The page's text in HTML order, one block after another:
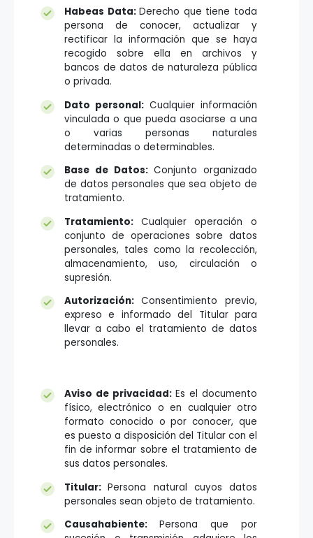
Habeas Data:Derecho que tiene toda
persona de conocer, actualizar y
rectificar la información que se haya
recogido sobre ella en archivos y
bancos de datos de naturaleza pública
o privada.
Dato personal: Cualquier información
vinculada o que pueda asociarse a una
o varias personas naturales
determinadas o determinables.
Base de Datos: Conjunto organizado
de datos personales que sea objeto de
tratamiento.
Tratamiento: Cualquier operación o
conjunto de operaciones sobre datos
personales, tales como la recolección,
almacenamiento, uso, circulación o
supresión.
Autorización: Consentimiento previo,
expreso e informado del Titular para
llevar a cabo el tratamiento de datos
personales.
Aviso de privacidad: Es el documento
físico, electrónico o en cualquier otro
formato conocido o por conocer, que
es puesto a disposición del Titular con el
fin de informar sobre el tratamiento de
sus datos personales.
Titular:Persona natural cuyos datos
personales sean objeto de tratamiento.
Causahabiente: Persona que por